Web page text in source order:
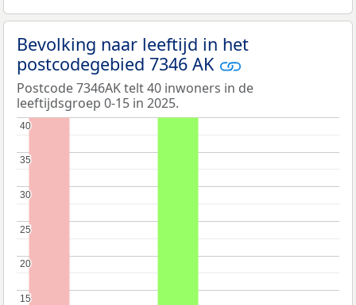
Bevolking naar leeftijd in het
postcodegebied 7346 AK
Postcode 7346AK telt 40 inwoners in de
leeftijdsgroep 0-15 in 2025.
15
15
20
20
25
25
30
30
35
35
40
40